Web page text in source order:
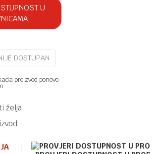
U
DOSTUPAN
proizvod ponovo
želja